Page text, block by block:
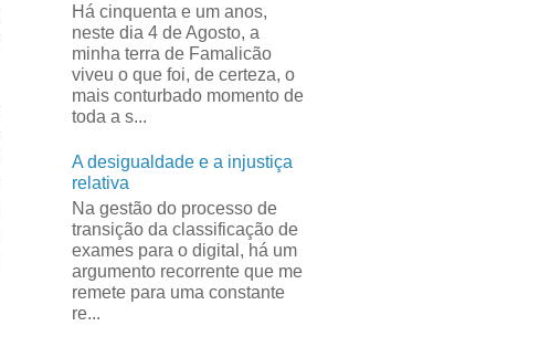
Há cinquenta e um anos,
neste dia 4 de Agosto, a
minha terra de Famalicão
viveu o que foi, de certeza, o
mais conturbado momento de
toda a s...
A desigualdade e a injustiça
relativa
Na gestão do processo de
transição da classificação de
exames para o digital, há um
argumento recorrente que me
remete para uma constante
re...